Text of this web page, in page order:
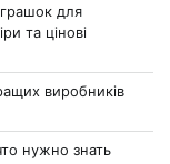
для
та цінові
виробників
нужно знать